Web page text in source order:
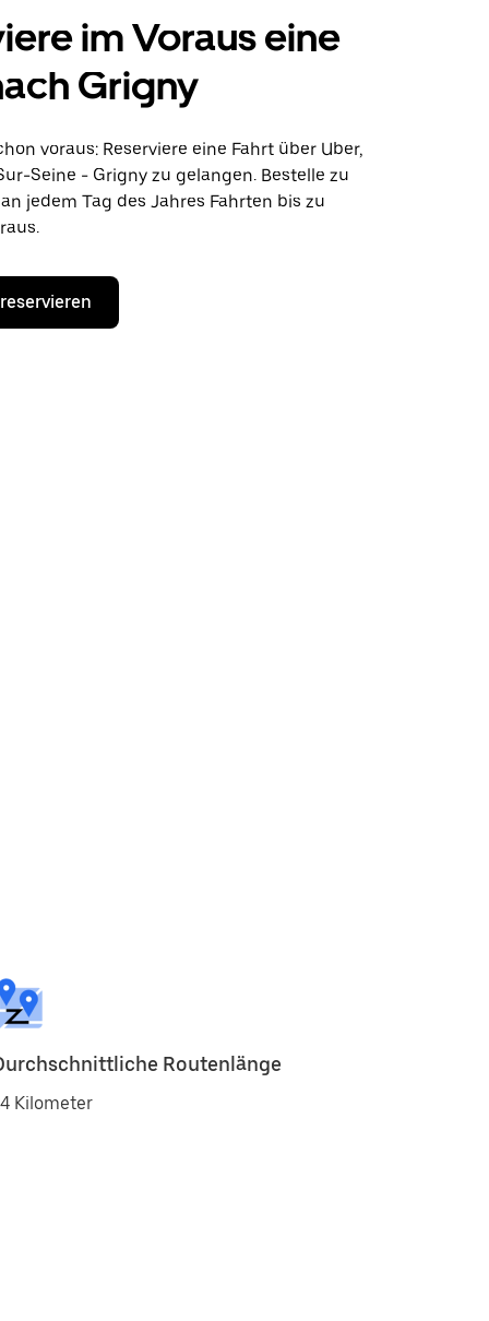
im Voraus eine
Grigny
voraus: Reserviere eine Fahrt über Uber,
Seine - Grigny zu gelangen. Bestelle zu
jedem Tag des Jahres Fahrten bis zu
Routenlänge
Kilometer